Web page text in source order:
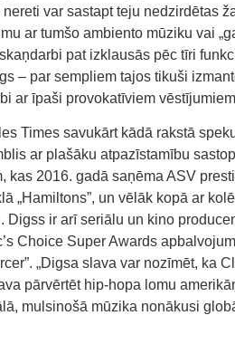
var sastapt teju nedzirdētas
ar tumšo ambiento mūziku vai
pat izklausās pēc tīri
– par sempliem tajos tikuši
ar īpaši provokatīviem
Times savukārt kādā rakstā
ar plašāku atpazīstamību
kas 2016. gadā saņēma ASV
„Hamiltons”, un vēlāk kopā ar
Digss ir arī seriālu un kino
Choice Super Awards
„Digsa slava var nozīmēt, ka
pārvērtēt hip-hopa lomu
mulsinošā mūzika nonākusi